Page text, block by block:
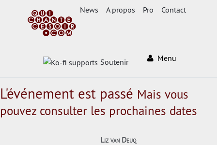
News A propos Pro Contact
Soutenir Menu
L'événement est passé Mais vous
pouvez consulter les prochaines dates
Liz van Deuq